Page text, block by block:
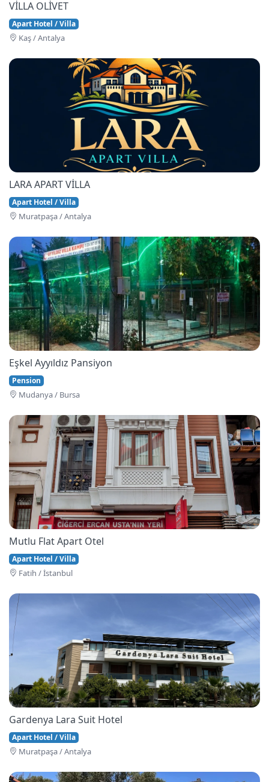
VİLLA OLİVET
Apart Hotel / Villa
Kaş / Antalya
LARA APART VİLLA
Apart Hotel / Villa
Muratpaşa / Antalya
Eşkel Ayyıldız Pansiyon
Pension
Mudanya / Bursa
Mutlu Flat Apart Otel
Apart Hotel / Villa
Fati̇h / İstanbul
Gardenya Lara Suit Hotel
Apart Hotel / Villa
Muratpaşa / Antalya